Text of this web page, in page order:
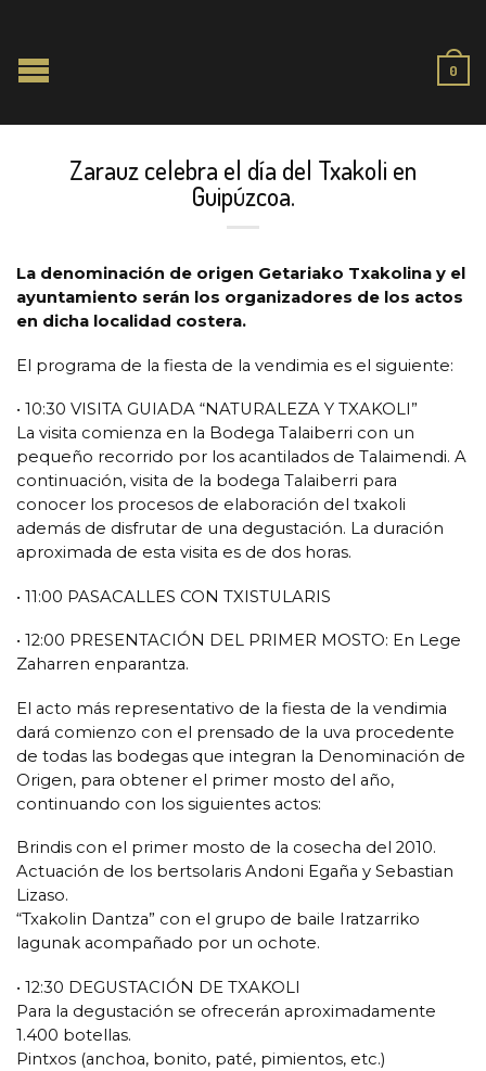
0
Zarauz celebra el día del Txakoli en
Guipúzcoa.
La denominación de origen Getariako Txakolina y el
ayuntamiento serán los organizadores de los actos
en dicha localidad costera.
El programa de la fiesta de la vendimia es el siguiente:
• 10:30 VISITA GUIADA “NATURALEZA Y TXAKOLI”
La visita comienza en la Bodega Talaiberri con un
pequeño recorrido por los acantilados de Talaimendi. A
continuación, visita de la bodega Talaiberri para
conocer los procesos de elaboración del txakoli
además de disfrutar de una degustación. La duración
aproximada de esta visita es de dos horas.
• 11:00 PASACALLES CON TXISTULARIS
• 12:00 PRESENTACIÓN DEL PRIMER MOSTO: En Lege
Zaharren enparantza.
El acto más representativo de la fiesta de la vendimia
dará comienzo con el prensado de la uva procedente
de todas las bodegas que integran la Denominación de
Origen, para obtener el primer mosto del año,
continuando con los siguientes actos:
Brindis con el primer mosto de la cosecha del 2010.
Actuación de los bertsolaris Andoni Egaña y Sebastian
Lizaso.
“Txakolin Dantza” con el grupo de baile Iratzarriko
lagunak acompañado por un ochote.
• 12:30 DEGUSTACIÓN DE TXAKOLI
Para la degustación se ofrecerán aproximadamente
1.400 botellas.
Pintxos (anchoa, bonito, paté, pimientos, etc.)